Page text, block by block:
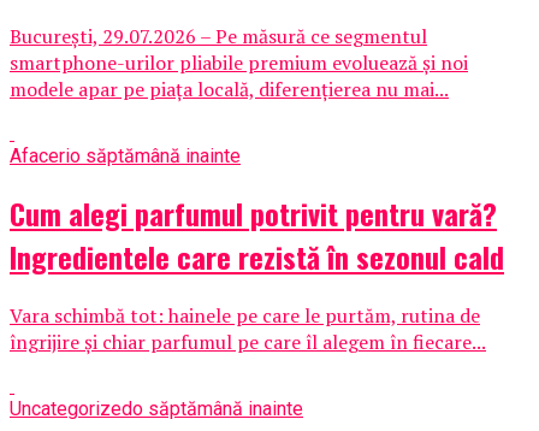
București, 29.07.2026 – Pe măsură ce segmentul
smartphone-urilor pliabile premium evoluează și noi
modele apar pe piața locală, diferențierea nu mai...
Afacerio săptămână inainte
Cum alegi parfumul potrivit pentru vară?
Ingredientele care rezistă în sezonul cald
Vara schimbă tot: hainele pe care le purtăm, rutina de
îngrijire și chiar parfumul pe care îl alegem în fiecare...
Uncategorizedo săptămână inainte